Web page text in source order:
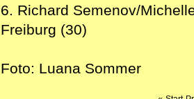
6. Richard Semenov/
Freiburg (30)
Foto: Luana Sommer